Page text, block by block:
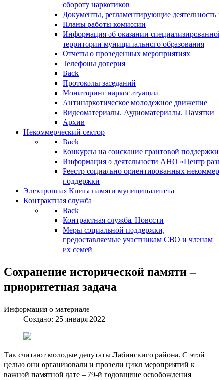
обороту наркотиков
Документы, регламентирующие деятельность
Планы работы комиссии
Информация об оказании
территории муниципального образования
Отчеты о проведенных мероприятиях
Телефоны доверия
Back
Протоколы заседаний
Мониторинг наркоситуации
Антинаркотическое молодежное движение
Видеоматериалы. Аудиоматериалы. Памятки
Архив
Некоммерческий сектор
Back
Конкурсы на соискание грантовой поддержки
Информация о деятельности АНО «Центр
Реестр социально ориентированных
поддержки
Электронная Книга памяти муниципалитета
Контрактная служба
Back
Контрактная служба. Новости
Меры социальной поддержки,
предоставляемые участникам СВО и членам
их семей
Сохранение исторической памяти –
приоритетная задача
Информация о материале
Создано: 25 января 2022
Так считают молодые депутаты Лабинскиго района. С этой
целью они организовали и провели цикл мероприятий к
важной памятной дате – 79-й годовщине освобождения